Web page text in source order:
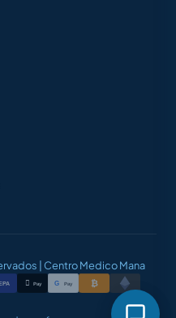
| Centro Medico Mana
 Pay G Pay ₿